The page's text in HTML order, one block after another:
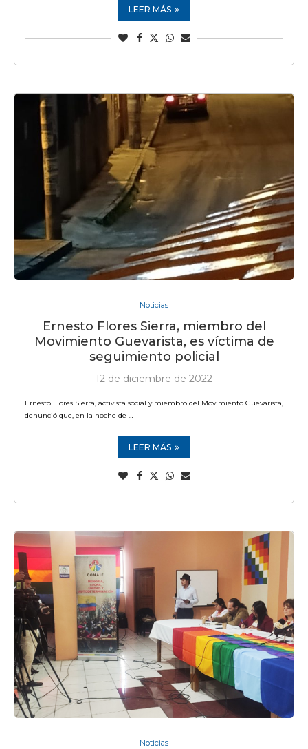
LEER MÁS
Noticias
Ernesto Flores Sierra, miembro del
Movimiento Guevarista, es víctima de
seguimiento policial
12 de diciembre de 2022
Ernesto Flores Sierra, activista social y miembro del Movimiento Guevarista,
denunció que, en la noche de …
LEER MÁS
Noticias